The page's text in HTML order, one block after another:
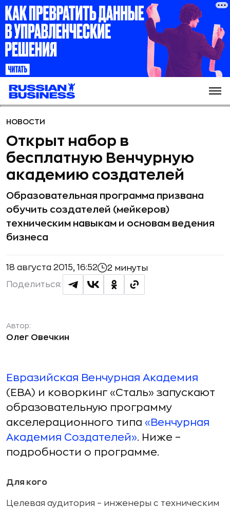
НОВОСТИ
Открыт набор в
бесплатную Венчурную
академию создателей
Образовательная программа призвана
обучить создателей (мейкеров)
техническим навыкам и основам ведения
бизнеса
18 августа 2015, 16:52 2 минуты
Поделиться:
Автор:
Олег Овечкин
Евразийская Венчурная Академия
(ЕВА) и коворкинг «Сталь» запускают
образовательную программу
акселерационного типа «Венчурная
Академия Создателей». Ниже –
подробности о программе.
Для кого
Целевая аудитория – инженеры с техническим